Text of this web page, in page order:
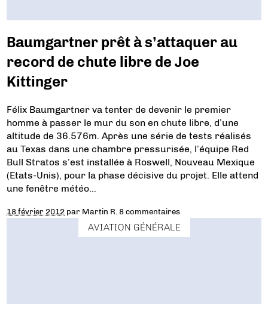
Baumgartner prêt à s’attaquer au
record de chute libre de Joe
Kittinger
Félix Baumgartner va tenter de devenir le premier
homme à passer le mur du son en chute libre, d’une
altitude de 36.576m. Après une série de tests réalisés
au Texas dans une chambre pressurisée, l’équipe Red
Bull Stratos s’est installée à Roswell, Nouveau Mexique
(Etats-Unis), pour la phase décisive du projet. Elle attend
une fenêtre météo…
18 février 2012 par Martin R. 8 commentaires
AVIATION GÉNÉRALE